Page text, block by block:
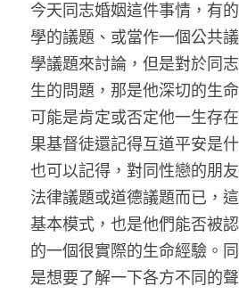
今天同志婚姻這件事情，有
學的議題、或當作一個公共
學議題來討論，但是對於同
生的問題，那是他深切的生
可能是肯定或否定他一生存
果基督徒還記得互道平安是
也可以記得，對同性戀的朋
法律議題或道德議題而已，
基本模式，也是他們能否被
的一個很實際的生命經驗。
是想要了解一下各方不同的